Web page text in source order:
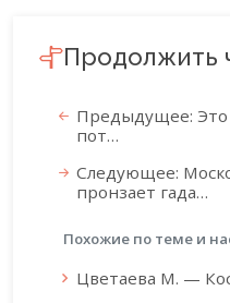
Продолжить
Предыдущее: Это
пот…
Следующее:
пронзает гада…
Похожие по теме и
Цветаева М. —